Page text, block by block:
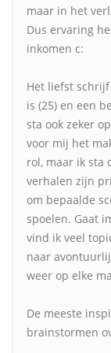
maar in het
Dus ervaring
inkomen c:
Het liefst
is (25) en een
sta ook zeker
voor mij het
rol, maar ik sta
verhalen zijn
om bepaalde
spoelen. Gaat
vind ik veel
naar
weer op elke
De meeste
brainstormen